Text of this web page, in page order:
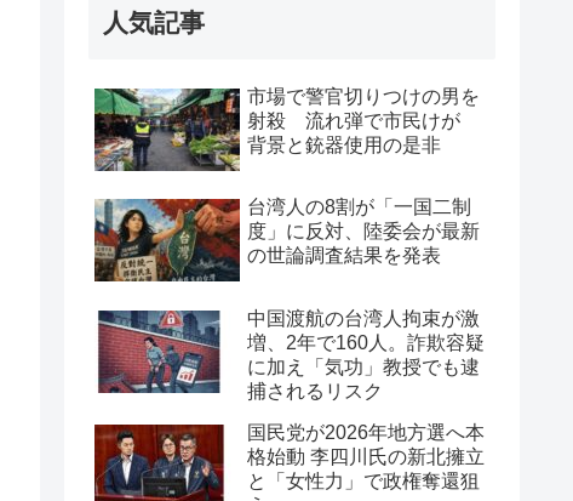
人気記事
市場で警官切りつけの男を
射殺 流れ弾で市民けが
背景と銃器使用の是非
台湾人の8割が「一国二制
度」に反対、陸委会が最新
の世論調査結果を発表
中国渡航の台湾人拘束が激
増、2年で160人。詐欺容疑
に加え「気功」教授でも逮
捕されるリスク
国民党が2026年地方選へ本
格始動 李四川氏の新北擁立
と「女性力」で政権奪還狙